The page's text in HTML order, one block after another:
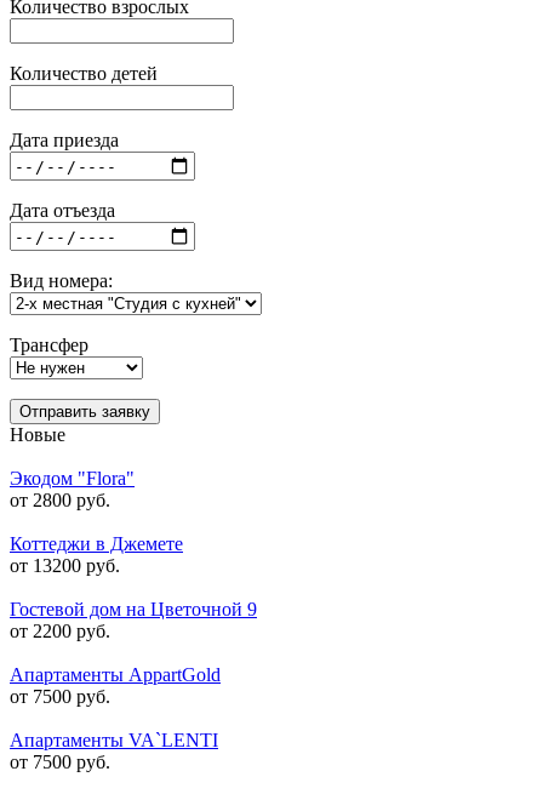
Количество взрослых
Количество детей
Дата приезда
Дата отъезда
Вид номера:
Трансфер
Отправить заявку
Новые
Экодом "Flora"
от 2800 руб.
Коттеджи в Джемете
от 13200 руб.
Гостевой дом на Цветочной 9
от 2200 руб.
Апартаменты AppartGold
от 7500 руб.
Апартаменты VA`LENTI
от 7500 руб.